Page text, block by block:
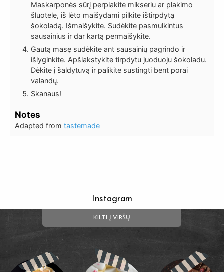
Maskarponės sūrį perplakite mikseriu ar plakimo
šluotele, iš lėto maišydami pilkite ištirpdytą
šokoladą. Išmaišykite. Sudėkite pasmulkintus
sausainius ir dar kartą permaišykite.
Gautą masę sudėkite ant sausainių pagrindo ir
išlyginkite. Apšlakstykite tirpdytu juoduoju šokoladu.
Dėkite į šaldytuvą ir palikite sustingti bent porai
valandų.
Skanaus!
Notes
Adapted from tastemade
Instagram
KILTI Į VIRŠŲ